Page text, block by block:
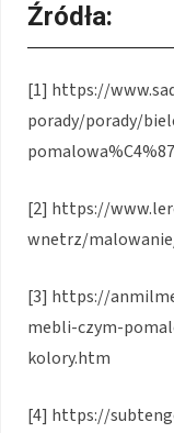
Źródła:
[1] https://
porady/porady/
[2] https://
wnetrz/
[3] https://
mebli-czym-
kolory.htm
[4] https://